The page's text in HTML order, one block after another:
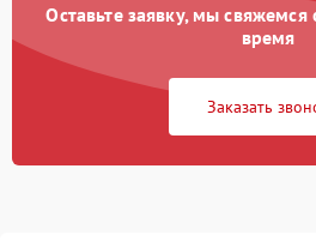
Оставьте заявку, мы
время
Заказать